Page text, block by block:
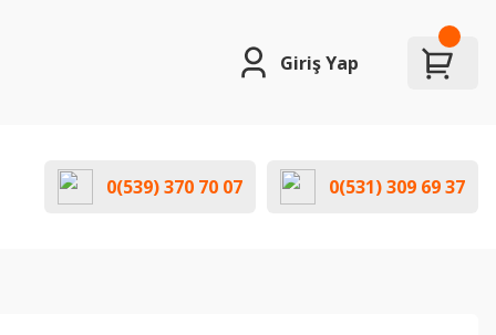
Giriş Yap
0(539) 370 70 07 0(531) 309 69 37